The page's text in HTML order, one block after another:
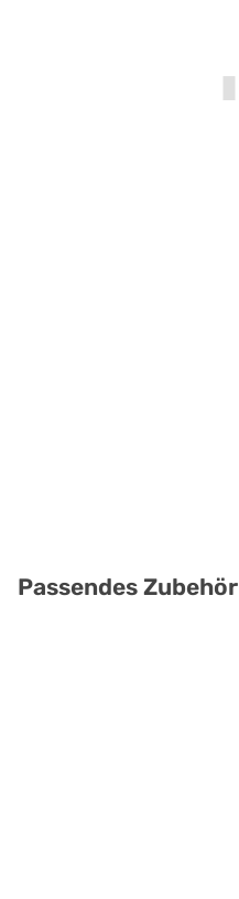
Passendes Zubehör